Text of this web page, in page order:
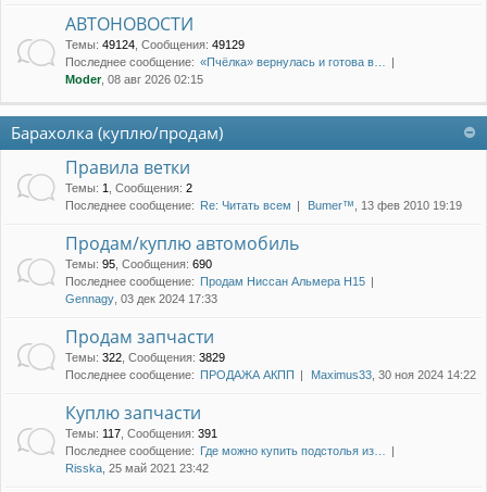
АВТОНОВОСТИ
Темы: 49124 Сообщения: 49129
Последнее сообщение: «Пчёлка» вернулась и готова в…
Moder, 08 авг 2026 02:15
Барахолка (куплю/продам)
Правила ветки
Темы: 1 Сообщения: 2
Последнее сообщение: Re: Читать всем Bumer™ , 13 фев 2010 19:19
Продам/куплю автомобиль
Темы: 95 Сообщения: 690
Последнее сообщение: Продам Ниссан Альмера Н15
Gennagy , 03 дек 2024 17:33
Продам запчасти
Темы: 322 Сообщения: 3829
Последнее сообщение: ПРОДАЖА АКПП Maximus33 , 30 ноя 2024 14:22
Куплю запчасти
Темы: 117 Сообщения: 391
Последнее сообщение: Где можно купить подстолья из…
Risska , 25 май 2021 23:42